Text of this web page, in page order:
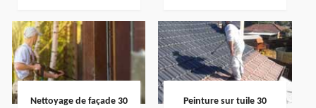
Nettoyage de façade 30 Peinture sur tuile 30